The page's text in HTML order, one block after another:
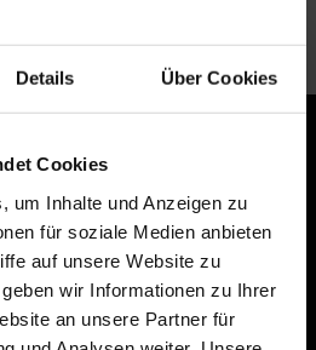
Details Über Cookies
Cookies
um Inhalte und Anzeigen zu
für soziale Medien anbieten
auf unsere Website zu
wir Informationen zu Ihrer
an unsere Partner für